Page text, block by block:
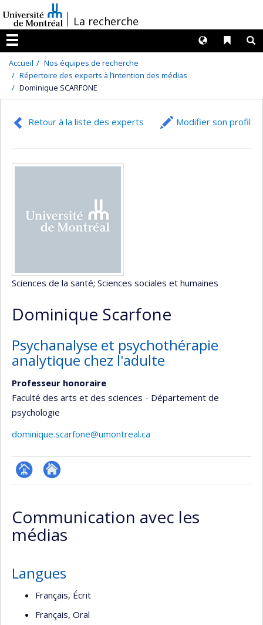
au
contenu
/La recherche
Menu
Liens
Langues
Accueil
Nos équipes de recherche
Répertoire des experts à l’intention des médias
Dominique SCARFONE
Retour à la liste des experts Modifier son profil
Sciences de la santé; Sciences sociales et humaines
Dominique Scarfone
Psychanalyse et psychothérapie
analytique chez l'adulte
Professeur honoraire
Faculté des arts et des sciences - Département de
psychologie
dominique.scarfone@umontreal.ca
Page
(faculté,département,école)
Autre
web
Communication avec les
médias
Langues
Français, Écrit
Français, Oral